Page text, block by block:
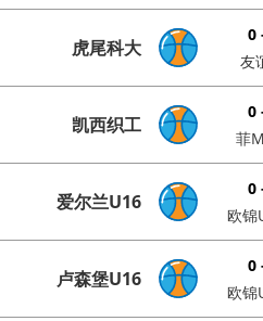
虎尾科大
0
友
凯西织工
0
菲
爱尔兰U16
0
欧锦
卢森堡U16
0
欧锦